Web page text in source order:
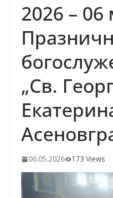
2026 – 06
„Св.
06.05.2026 173 Views